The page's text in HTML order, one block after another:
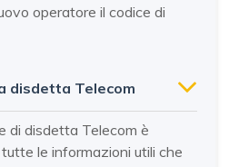
operatore il codice di
disdetta Telecom
di disdetta Telecom è
le informazioni utili che